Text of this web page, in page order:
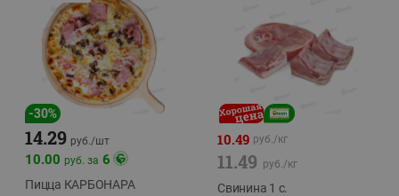
-30%
14.29 руб./шт
10.00 руб. за 6
Пицца КАРБОНАРА
10.49 руб./кг
11.49 руб./кг
Свинина 1 с.